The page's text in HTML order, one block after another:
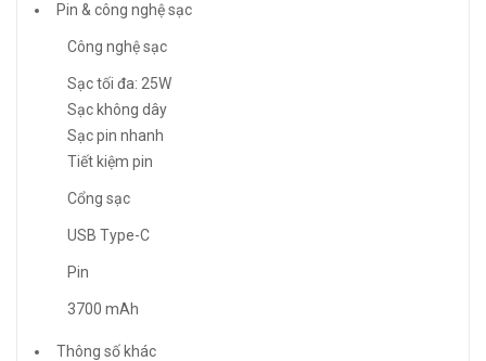
Pin & công nghệ sạc
Công nghệ sạc
Sạc tối đa: 25W
Sạc không dây
Sạc pin nhanh
Tiết kiệm pin
Cổng sạc
USB Type-C
Pin
3700 mAh
Thông số khác